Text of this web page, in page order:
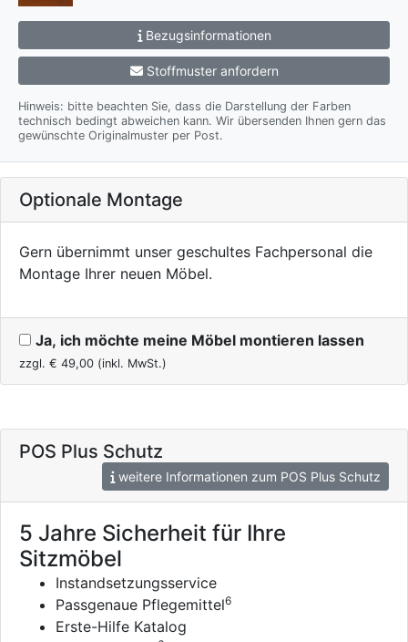
Bezugsinformationen
Stoffmuster anfordern
Hinweis: bitte beachten Sie, dass die Darstellung der Farben
technisch bedingt abweichen kann. Wir übersenden Ihnen gern das
gewünschte Originalmuster per Post.
Optionale Montage
Gern übernimmt unser geschultes Fachpersonal die
Montage Ihrer neuen Möbel.
Ja, ich möchte meine Möbel montieren lassen
zzgl. € 49,00 (inkl. MwSt.)
POS Plus Schutz
weitere Informationen zum POS Plus Schutz
5 Jahre Sicherheit für Ihre
Sitzmöbel
Instandsetzungsservice
Passgenaue Pflegemittel6
Erste-Hilfe Katalog